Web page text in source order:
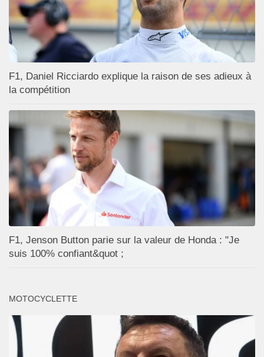
F1, Daniel Ricciardo explique la raison de ses adieux à
la compétition
F1, Jenson Button parie sur la valeur de Honda : "Je
suis 100% confiant&quot ;
MOTOCYCLETTE